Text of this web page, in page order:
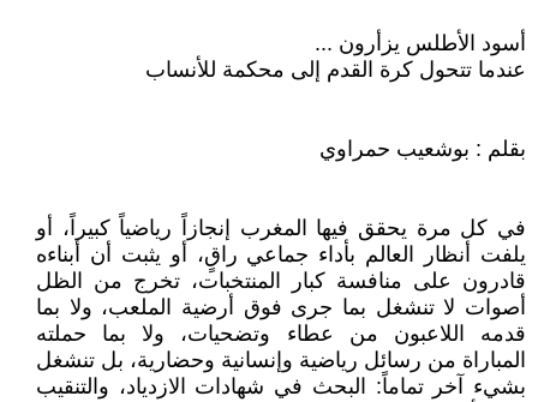
أسود الأطلس يزأرون ...
عندما تتحول كرة القدم إلى محكمة للأنساب
بقلم : بوشعيب حمراوي
في كل مرة يحقق فيها المغرب إنجازاً رياضياً كبيراً، أو
يلفت أنظار العالم بأداء جماعي راقٍ، أو يثبت أن أبناءه
قادرون على منافسة كبار المنتخبات، تخرج من الظل
أصوات لا تنشغل بما جرى فوق أرضية الملعب، ولا بما
قدمه اللاعبون من عطاء وتضحيات، ولا بما حملته
المباراة من رسائل رياضية وإنسانية وحضارية، بل تنشغل
بشيء آخر تماماً: البحث في شهادات الازدياد، والتنقيب